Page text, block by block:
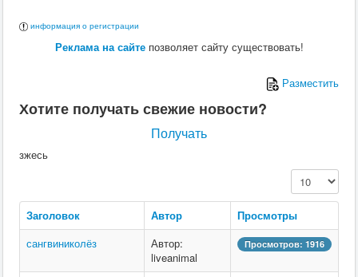
Я
информация о регистрации
Реклама на сайтепозволяет сайту существовать!
Разместить
Хотите получать свежие новости?
Получать
зжесь
Кол-во строк:
Заголовок Автор
Просмотры
сангвиниколёз
Автор:
liveanimal
Просмотров: 1916